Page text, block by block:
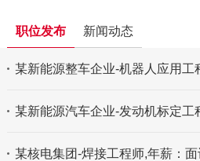
职位发布 新闻动态
某新能源整车企业-机器人应用工
某新能源汽车企业-发动机标定工
某核电集团-焊接工程师,年薪：面